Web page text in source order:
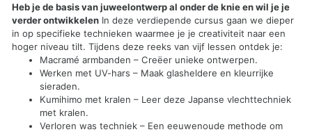
Heb je de basis van juweelontwerp al onder de knie en wil je je
verder ontwikkelen In deze verdiepende cursus gaan we dieper
in op specifieke technieken waarmee je je creativiteit naar een
hoger niveau tilt. Tijdens deze reeks van vijf lessen ontdek je:
Macramé armbanden – Creëer unieke ontwerpen.
Werken met UV-hars – Maak glasheldere en kleurrijke
sieraden.
Kumihimo met kralen – Leer deze Japanse vlechttechniek
met kralen.
Verloren was techniek – Een eeuwenoude methode om